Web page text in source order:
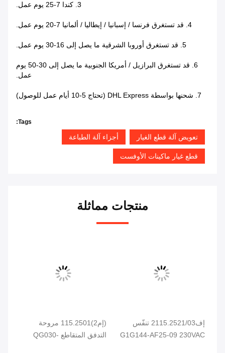
3. كندا 7-25 يوم عمل.
4. قد تستغرق فرنسا / إسبانيا / إيطاليا / ألمانيا 7-20 يوم عمل.
5. قد تستغرق أوروبا الشرقية ما يصل إلى 16-30 يوم عمل.
6. قد تستغرق البرازيل / أمريكا الجنوبية ما يصل إلى 30-50 يوم
عمل.
7. شحنها بواسطة DHL Express (تحتاج 5-10 أيام عمل للوصول)
Tags:
تعويض آلة قطع الغيار أجزاء آلة الطباعة
قطع غيار ماكينات الأوفست
منتجات مماثلة
إف2115.2521/03 تنفّس
G1G144-AF25-09 230VAC
(إم2)115.2501 مروحة
التدفق المتقاطع QG030-